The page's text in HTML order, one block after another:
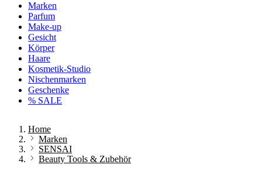
Marken
Parfum
Make-up
Gesicht
Körper
Haare
Kosmetik-Studio
Nischenmarken
Geschenke
% SALE
Home
Marken
SENSAI
Beauty Tools & Zubehör